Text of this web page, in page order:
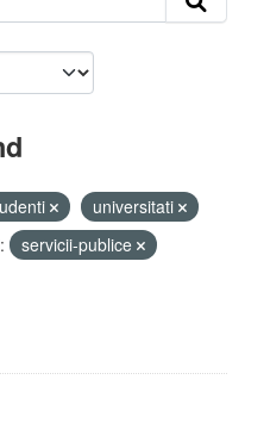
universitati
servicii-publice